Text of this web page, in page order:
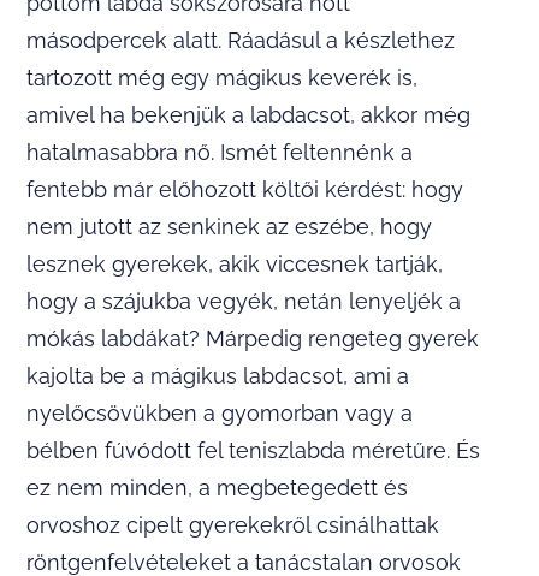
másodpercek alatt. Ráadásul a készlethez
tartozott még egy mágikus keverék is,
amivel ha bekenjük a labdacsot, akkor még
hatalmasabbra nő. Ismét feltennénk a
fentebb már előhozott költői kérdést: hogy
nem jutott az senkinek az eszébe, hogy
lesznek gyerekek, akik viccesnek tartják,
hogy a szájukba vegyék, netán lenyeljék a
mókás labdákat? Márpedig rengeteg gyerek
kajolta be a mágikus labdacsot, ami a
nyelőcsövükben a gyomorban vagy a
bélben fúvódott fel teniszlabda méretűre. És
ez nem minden, a megbetegedett és
orvoshoz cipelt gyerekekről csinálhattak
röntgenfelvételeket a tanácstalan orvosok